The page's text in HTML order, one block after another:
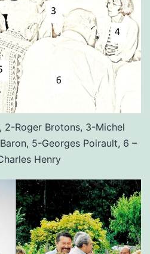
2-Roger Brotons, 3-Michel
5-Georges Poirault, 6 –
Henry